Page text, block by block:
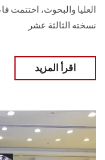
العليا والبحوث،
نسخته الثالثة عشر
اقرأ المزيد